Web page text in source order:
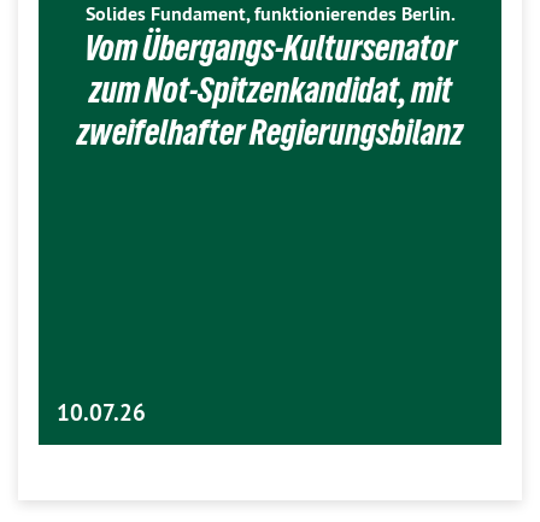
Solides Fundament, funktionierendes Berlin.
Vom Übergangs-Kultursenator
zum Not-Spitzenkandidat, mit
zweifelhafter Regierungsbilanz
10.07.26